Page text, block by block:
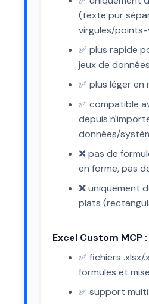
(texte pur
virgules/points-
✅ plus rapide
jeux de
✅ plus léger en
✅ compatible
depuis
données/
❌ pas de
en forme, pas
❌ uniquement
plats
Excel Custom MCP :
✅ fichiers .xlsx/
formules et
✅ support